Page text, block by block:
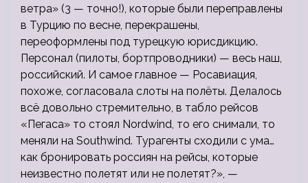
ветра» (3 — точно!), которые были переправлены
в Турцию по весне, перекрашены,
переоформлены под турецкую юрисдикцию.
Персонал (пилоты, бортпроводники) — весь наш,
российский. И самое главное — Росавиация,
похоже, согласовала слоты на полёты. Делалось
всё довольно стремительно, в табло рейсов
«Пегаса» то стоял Nordwind, то его снимали, то
меняли на Southwind. Турагенты сходили с ума…
как бронировать россиян на рейсы, которые
неизвестно полетят или не полетят?», —